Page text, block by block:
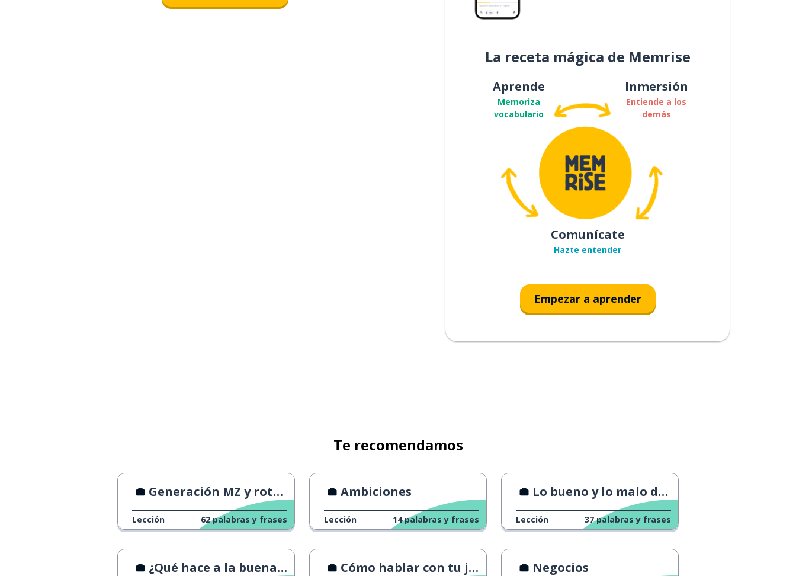
La receta mágica de Memrise
Aprende
Memoriza
vocabulario
Inmersión
Entiende a los
demás
Comunícate
Hazte entender
Empezar a aprender
Te recomendamos
Generación MZ y rotación
Lección 62 palabras y frases
Ambiciones
Lección 14 palabras y frases
Lo bueno y lo malo de trabajar desde casa
Lección 37 palabras y frases
¿Qué hace a la buena compañía? Cómo hablar con tu jefe Negocios